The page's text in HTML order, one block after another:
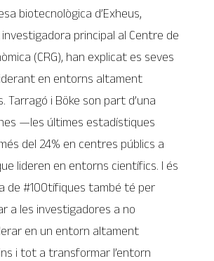
biotecnològica d’Exheus,
investigadora principal al Centre de
(CRG), han explicat es seves
en entorns altament
Tarragó i Böke son part d’una
—les últimes estadístiques
del 24% en centres públics a
lideren en entorns científics. I és
de #100tífiques també té per
a les investigadores a no
en un entorn altament
i tot a transformar l’entorn